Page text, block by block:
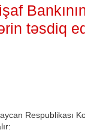
təsdiq
Respublikası